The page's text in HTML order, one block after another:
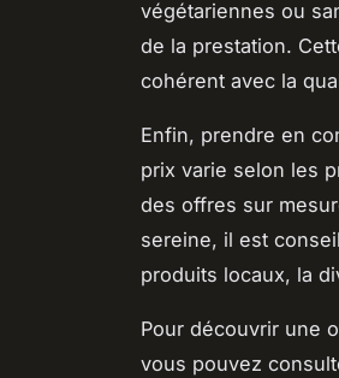
végétariennes ou
de la prestation.
cohérent avec la
Enfin, prendre en
prix varie selon les
des offres sur
sereine, il est
produits locaux, la
Pour découvrir une
vous pouvez